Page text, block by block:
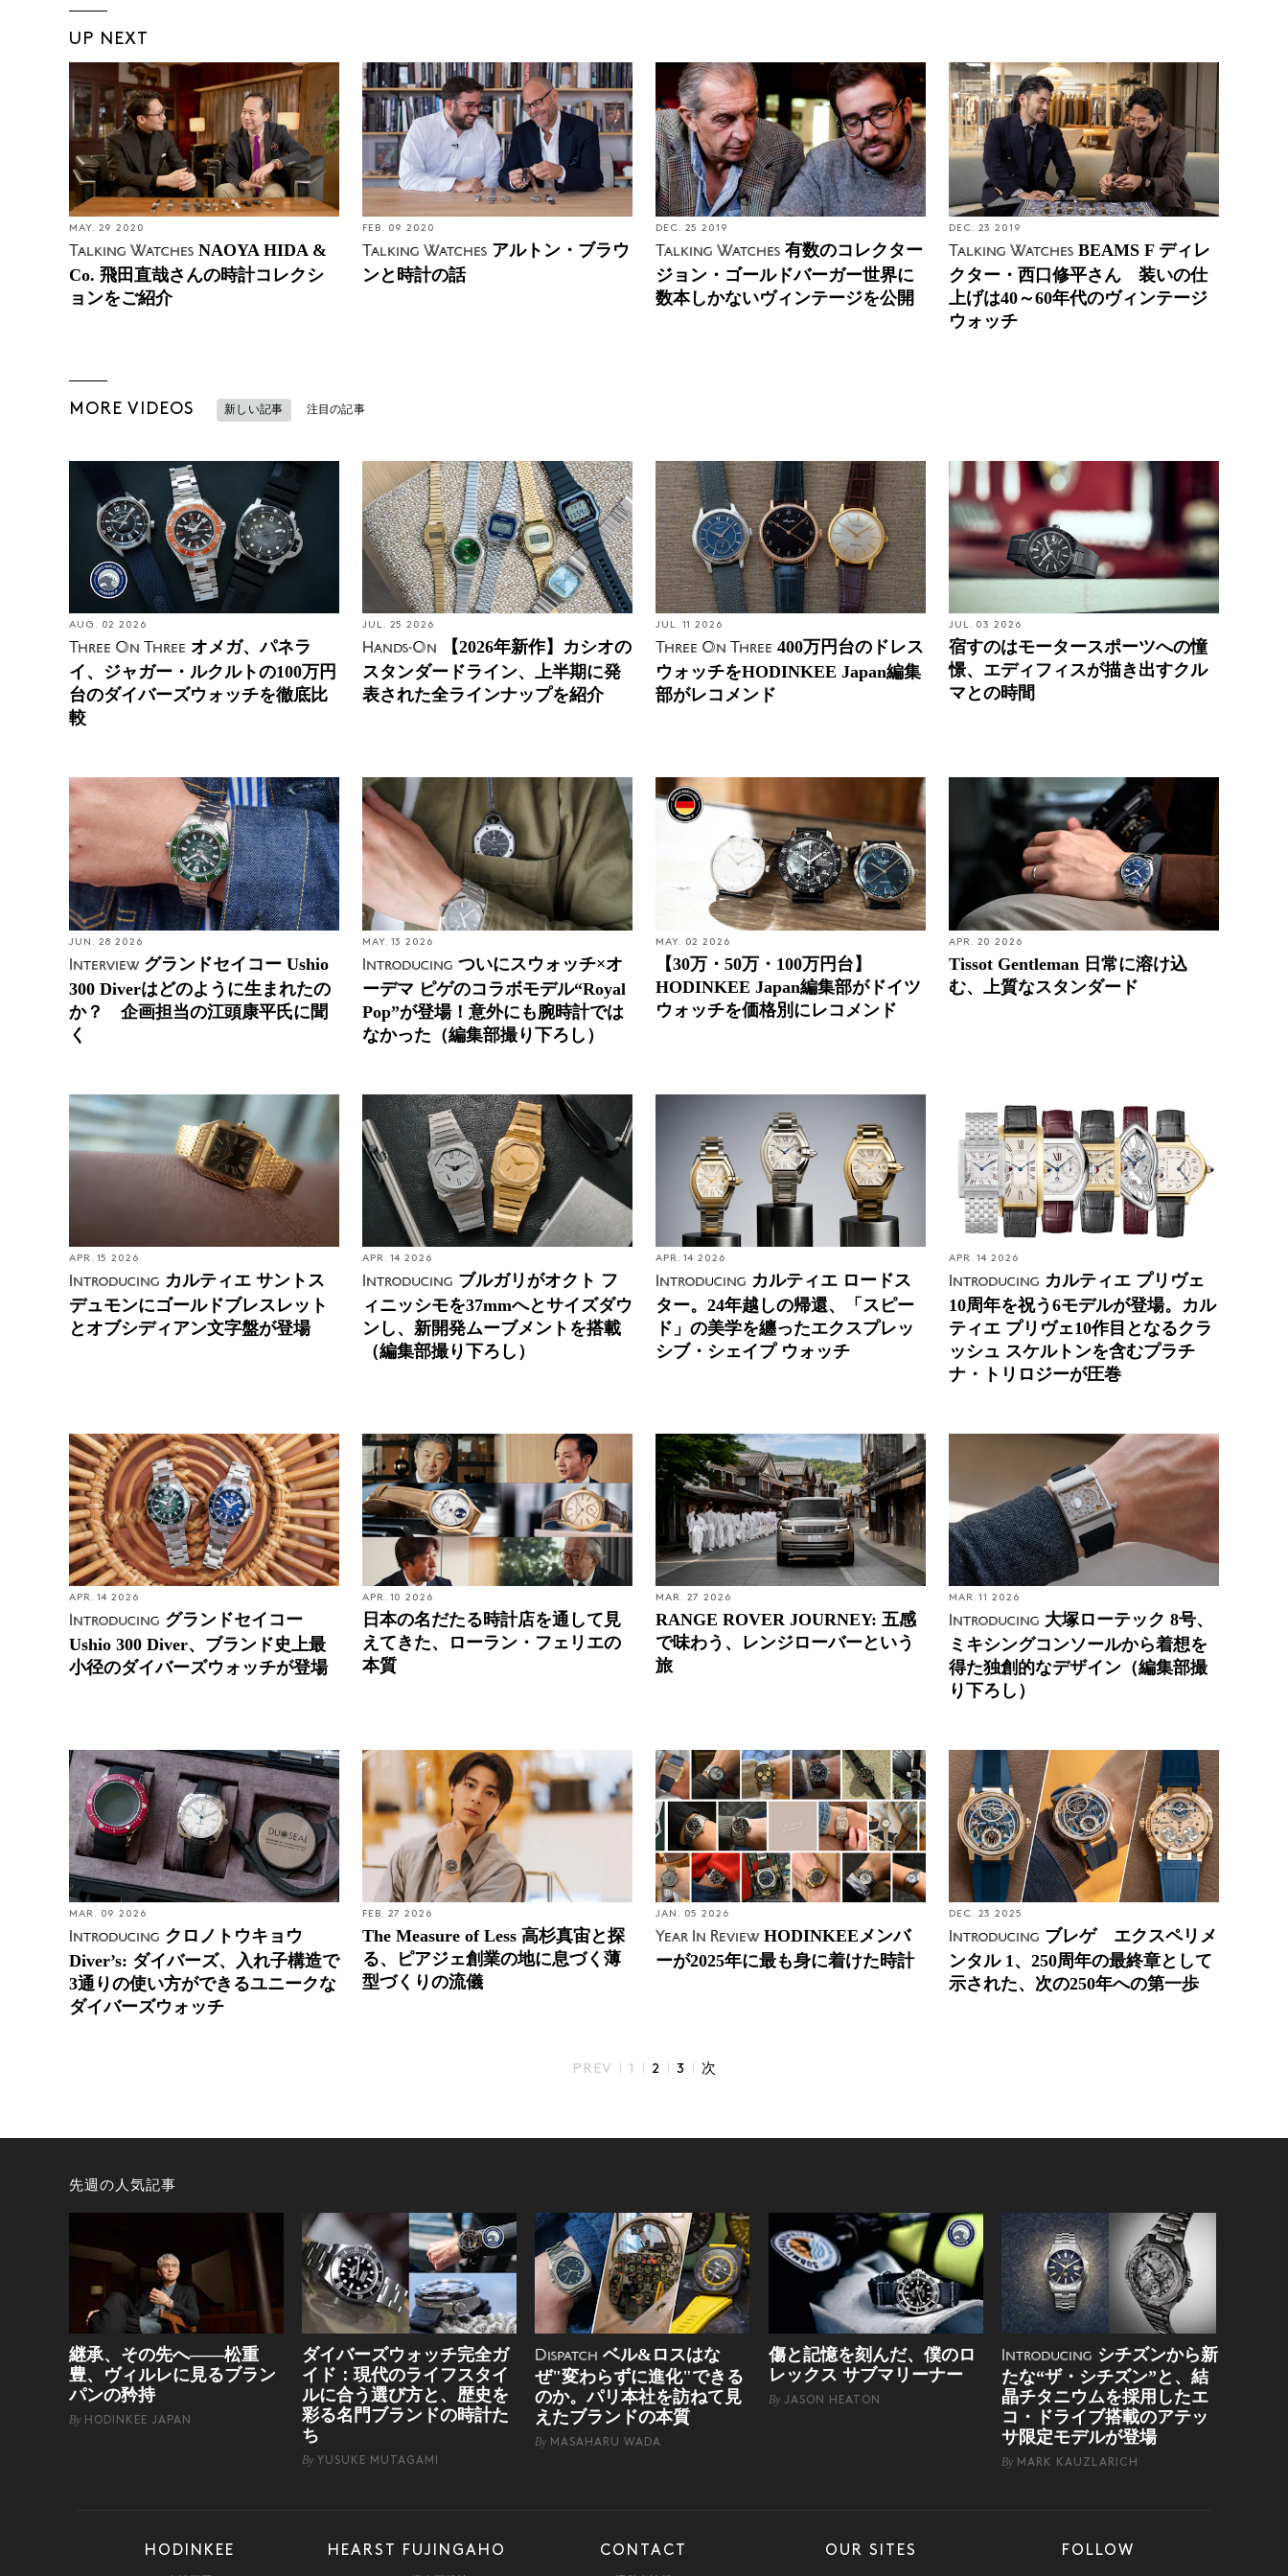
UP NEXT
MAY. 29 2020
Talking Watches NAOYA HIDA &
Co. 飛田直哉さんの時計コレクシ
ョンをご紹介
FEB. 09 2020
Talking Watches アルトン・ブラウ
ンと時計の話
DEC. 25 2019
Talking Watches 有数のコレクター
ジョン・ゴールドバーガー世界に
数本しかないヴィンテージを公開
DEC. 23 2019
Talking Watches BEAMS F ディレ
クター・西口修平さん 装いの仕
上げは40～60年代のヴィンテージ
ウォッチ
MORE VIDEOS 新しい記事 注目の記事
AUG. 02 2026
Three On Three オメガ、パネラ
イ、ジャガー・ルクルトの100万円
台のダイバーズウォッチを徹底比
較
JUL. 25 2026
Hands-On
【2026年新作】カシオの
スタンダードライン、上半期に発
表された全ラインナップを紹介
JUL. 11 2026
Three On Three 400万円台のドレス
ウォッチをHODINKEE Japan編集
部がレコメンド
JUL. 03 2026
宿すのはモータースポーツへの憧
憬、エディフィスが描き出すクル
マとの時間
JUN. 28 2026
Interviewグランドセイコー Ushio
300 Diverはどのように生まれたの
か？ 企画担当の江頭康平氏に聞
く
MAY. 13 2026
Introducing ついにスウォッチ×オ
ーデマ ピゲのコラボモデル“Royal
Pop”が登場！意外にも腕時計では
なかった（編集部撮り下ろし）
MAY. 02 2026
【30万・50万・100万円台】
HODINKEE Japan編集部がドイツ
ウォッチを価格別にレコメンド
APR. 20 2026
Tissot Gentleman 日常に溶け込
む、上質なスタンダード
APR. 15 2026
Introducing カルティエ サントス
デュモンにゴールドブレスレット
とオブシディアン文字盤が登場
APR. 14 2026
Introducing ブルガリがオクト フ
ィニッシモを37mmへとサイズダウ
ンし、新開発ムーブメントを搭載
（編集部撮り下ろし）
APR. 14 2026
Introducing カルティエ ロードス
ター。24年越しの帰還、「スピー
ド」の美学を纏ったエクスプレッ
シブ・シェイプ ウォッチ
APR. 14 2026
Introducing カルティエ プリヴェ
10周年を祝う6モデルが登場。カル
ティエ プリヴェ10作目となるクラ
ッシュ スケルトンを含むプラチ
ナ・トリロジーが圧巻
APR. 14 2026
Introducing グランドセイコー
Ushio 300 Diver、ブランド史上最
小径のダイバーズウォッチが登場
APR. 10 2026
日本の名だたる時計店を通して見
えてきた、ローラン・フェリエの
本質
MAR. 27 2026
RANGE ROVER JOURNEY: 五感
で味わう、レンジローバーという
旅
MAR. 11 2026
Introducing 大塚ローテック 8号、
ミキシングコンソールから着想を
得た独創的なデザイン（編集部撮
り下ろし）
MAR. 09 2026
Introducing クロノトウキョウ
Diver’s: ダイバーズ、入れ子構造で
3通りの使い方ができるユニークな
ダイバーズウォッチ
FEB. 27 2026
The Measure of Less 高杉真宙と探
る、ピアジェ創業の地に息づく薄
型づくりの流儀
JAN. 05 2026
Year In ReviewHODINKEEメンバ
ーが2025年に最も身に着けた時計
DEC. 23 2025
Introducing ブレゲ エクスペリメ
ンタル 1、250周年の最終章として
示された、次の250年への第一歩
PREV | 1 | 2 | 3 | 次
先週の人気記事
継承、その先へ——松重
豊、ヴィルレに見るブラン
パンの矜持
By HODINKEE JAPAN
ダイバーズウォッチ完全ガ
イド：現代のライフスタイ
ルに合う選び方と、歴史を
彩る名門ブランドの時計た
ち
By YUSUKE MUTAGAMI
Dispatch ベル&ロスはな
ぜ"変わらずに進化"できる
のか。パリ本社を訪ねて見
えたブランドの本質
By MASAHARU WADA
傷と記憶を刻んだ、僕のロ
レックス サブマリーナー
ByJASON HEATON
Introducing シチズンから新
たな“ザ・シチズン”と、結
晶チタニウムを採用したエ
コ・ドライブ搭載のアテッ
サ限定モデルが登場
ByMARK KAUZLARICH
HODINKEE HEARST FUJINGAHO CONTACT OUR SITES FOLLOW